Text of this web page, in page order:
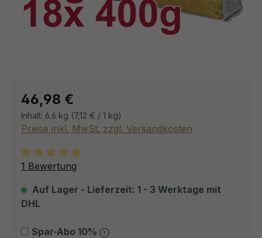
Regulärer Preis:
46,98 €
Inhalt: 6.6 kg (7,12 € / 1 kg)
Preise inkl. MwSt. zzgl. Versandkosten
Durchschnittliche Bewertung von 5 von 5 Sternen
1 Bewertung
Auf Lager - Lieferzeit: 1 - 3 Werktage mit
DHL
Spar-Abo 10%